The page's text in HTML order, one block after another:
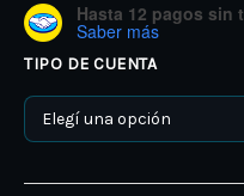
Hasta 12 pagos sin
Saber más
TIPO DE CUENTA